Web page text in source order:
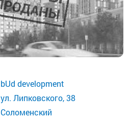
bUd development
ул. Липковского, 38
Соломенский